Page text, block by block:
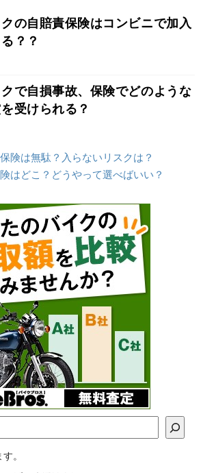
の自賠責保険はコンビニで加入
？？
で自損事故、保険でどのような
受けられる？
険は無駄？入らないリスクは？
はどこ？どうやって選べばいい？
。